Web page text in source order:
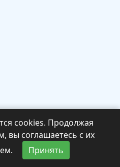
cookies. Продолжая
вы соглашаетесь с их
Принять